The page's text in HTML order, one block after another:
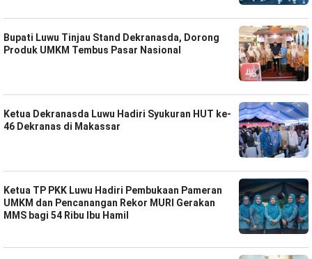
Bupati Luwu Tinjau Stand Dekranasda, Dorong
Produk UMKM Tembus Pasar Nasional
Ketua Dekranasda Luwu Hadiri Syukuran HUT ke-
46 Dekranas di Makassar
Ketua TP PKK Luwu Hadiri Pembukaan Pameran
UMKM dan Pencanangan Rekor MURI Gerakan
MMS bagi 54 Ribu Ibu Hamil